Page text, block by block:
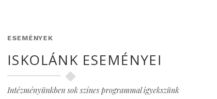
ESEMÉNYEK
ISKOLÁNK ESEMÉNYEI
Intézményünkben sok színes programmal igyekszünk